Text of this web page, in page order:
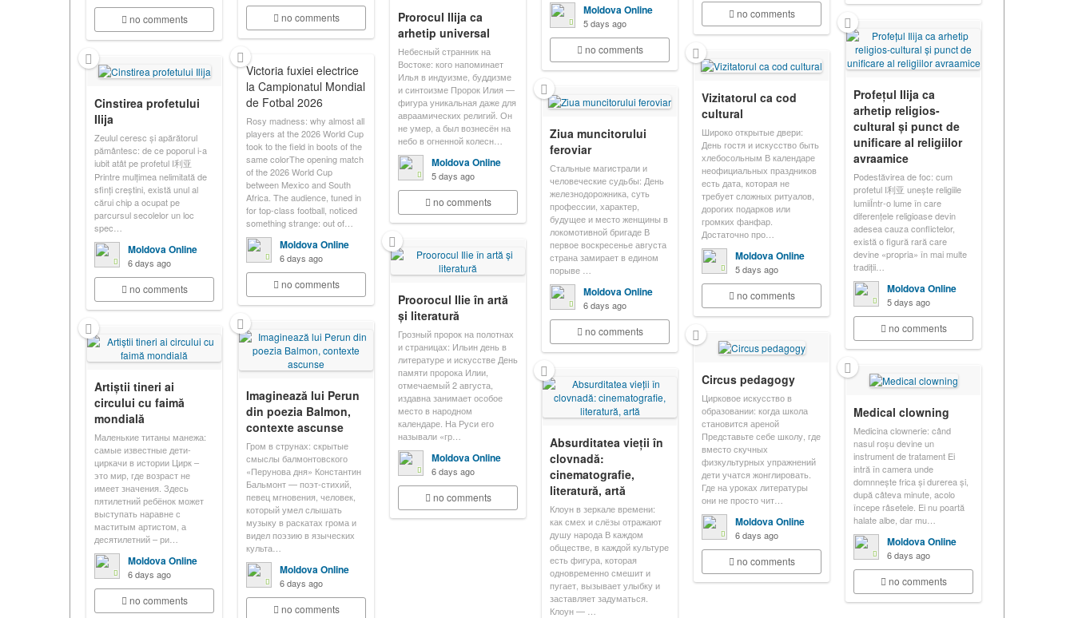
no comments
no comments
no comments
Moldova Online
5 days ago
no comments
Prorocul Ilija ca
arhetip universal
Небесный странник на
Востоке: кого напоминает
Илья в индуизме, буддизме
и синтоизме Пророк Илия —
фигура уникальная даже для
авраамических религий. Он
не умер, а был вознесён на
небо в огненной колесн…
Moldova Online
5 days ago
no comments
Profețul Ilija ca
arhetip religios-
cultural și punct de
unificare al religiilor
avraamice
Podestăvirea de foc: cum
profetul I利亚 unește religiile
lumiiÎntr-o lume în care
diferențele religioase devin
adesea cauza conflictelor,
există o figură rară care
devine «propria» în mai multe
tradiții…
Moldova Online
5 days ago
no comments
Vizitatorul ca cod
cultural
Широко открытые двери:
День гостя и искусство быть
хлебосольным В календаре
неофициальных праздников
есть дата, которая не
требует сложных ритуалов,
дорогих подарков или
громких фанфар.
Достаточно про…
Moldova Online
5 days ago
no comments
Victoria fuxiei electrice
la Campionatul Mondial
de Fotbal 2026
Rosy madness: why almost all
players at the 2026 World Cup
took to the field in boots of the
same colorThe opening match
of the 2026 World Cup
between Mexico and South
Africa. The audience, tuned in
for top-class football, noticed
something strange: out of…
Moldova Online
6 days ago
no comments
Cinstirea profetului
Ilija
Zeulul ceresc și apărătorul
pământesc: de ce poporul i-a
iubit atât pe profetul I利亚
Printre mulțimea nelimitată de
sfinți creștini, există unul al
cărui chip a ocupat pe
parcursul secolelor un loc
spec…
Moldova Online
6 days ago
no comments
Ziua muncitorului
feroviar
Стальные магистрали и
человеческие судьбы: День
железнодорожника, суть
профессии, характер,
будущее и место женщины в
локомотивной бригаде В
первое воскресенье августа
страна замирает в едином
порыве …
Moldova Online
6 days ago
no comments
Proorocul Ilie în artă
și literatură
Грозный пророк на полотнах
и страницах: Ильин день в
литературе и искусстве День
памяти пророка Илии,
отмечаемый 2 августа,
издавна занимает особое
место в народном
календаре. На Руси его
называли «гр…
Moldova Online
6 days ago
no comments
Imaginează lui Perun
din poezia Balmon,
contexte ascunse
Гром в струнах: скрытые
смыслы балмонтовского
«Перунова дня» Константин
Бальмонт — поэт-стихий,
певец мгновения, человек,
который умел слышать
музыку в раскатах грома и
видел поэзию в языческих
культа…
Moldova Online
6 days ago
no comments
Artiștii tineri ai
circului cu faimă
mondială
Маленькие титаны манежа:
самые известные дети-
циркачи в истории Цирк –
это мир, где возраст не
имеет значения. Здесь
пятилетний ребёнок может
выступать наравне с
маститым артистом, а
десятилетний – ри…
Moldova Online
6 days ago
no comments
Circus pedagogy
Цирковое искусство в
образовании: когда школа
становится ареной
Представьте себе школу, где
вместо скучных
физкультурных упражнений
дети учатся жонглировать.
Где на уроках литературы
они не просто чит…
Moldova Online
6 days ago
no comments
Medical clowning
Medicina clownerie: când
nasul roșu devine un
instrument de tratament Ei
intră în camera unde
domnnește frica și durerea și,
după câteva minute, acolo
începe râsetele. Ei nu poartă
halate albe, dar mu…
Moldova Online
6 days ago
no comments
Absurditatea vieții în
clovnadă:
cinematografie,
literatură, artă
Клоун в зеркале времени:
как смех и слёзы отражают
душу народа В каждом
обществе, в каждой культуре
есть фигура, которая
одновременно смешит и
пугает, вызывает улыбку и
заставляет задуматься.
Клоун — …